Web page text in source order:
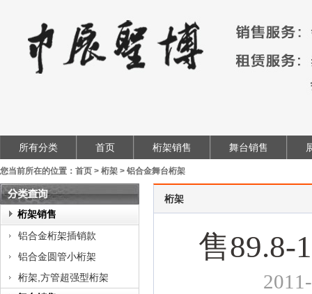
所有分类 首页 桁架销售 舞台销售
您当前所在的位置： 首页 > 桁架 > 铝合金舞台桁架
桁架销售
铝合金桁架插销款
铝合金圆管小桁架
桁架,方管超强型桁架
桁架
售89.8-